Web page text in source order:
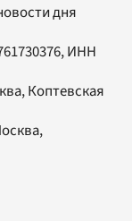
дня
ИНН
Коптевская
,